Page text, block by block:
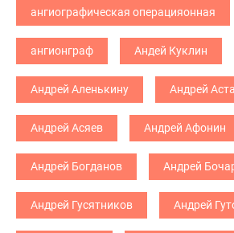
ангиографическая операцияонная
ангионграф Андей Куклин
Андрей Аленькину Андрей
Андрей Асяев Андрей Афонин
Андрей Богданов Андрей
Андрей Гусятников Андрей